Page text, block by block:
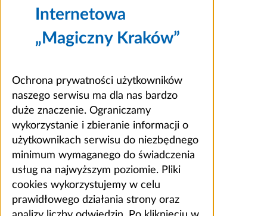
Internetowa
„Magiczny Kraków”
Ochrona prywatności użytkowników
naszego serwisu ma dla nas bardzo
duże znaczenie. Ograniczamy
wykorzystanie i zbieranie informacji o
użytkownikach serwisu do niezbędnego
minimum wymaganego do świadczenia
usług na najwyższym poziomie. Pliki
cookies wykorzystujemy w celu
prawidłowego działania strony oraz